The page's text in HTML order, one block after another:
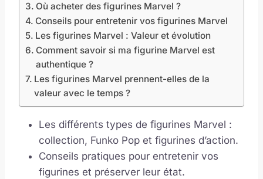
Où acheter des figurines Marvel ?
Conseils pour entretenir vos figurines Marvel
Les figurines Marvel : Valeur et évolution
Comment savoir si ma figurine Marvel est
authentique ?
Les figurines Marvel prennent-elles de la
valeur avec le temps ?
Les différents types de figurines Marvel :
collection, Funko Pop et figurines d’action.
Conseils pratiques pour entretenir vos
figurines et préserver leur état.